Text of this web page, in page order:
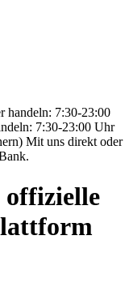
handeln: 7:30-23:00
7:30-23:00 Uhr
Mit uns direkt oder
offizielle